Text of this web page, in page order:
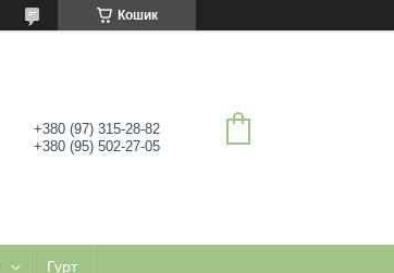
Кошик
+380 (97) 315-28-82
+380 (95) 502-27-05
Гурт